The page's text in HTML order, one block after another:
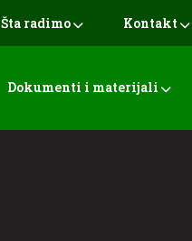
Šta radimo Kontakt
Dokumenti i materijali